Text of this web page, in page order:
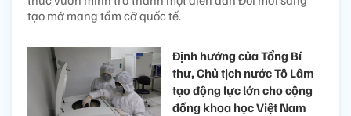
tạo mở mang tầm cỡ quốc tế.
Định hướng của Tổng Bí
thư, Chủ tịch nước Tô Lâm
tạo động lực lớn cho cộng
đồng khoa học Việt Nam